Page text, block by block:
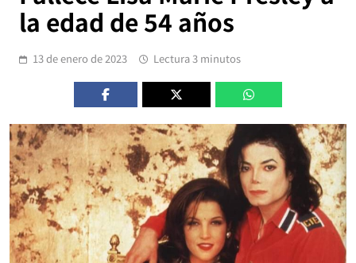
la edad de 54 años
13 de enero de 2023 Lectura 3 minutos